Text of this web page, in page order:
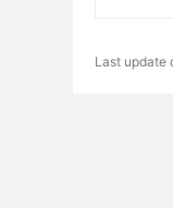
Last update